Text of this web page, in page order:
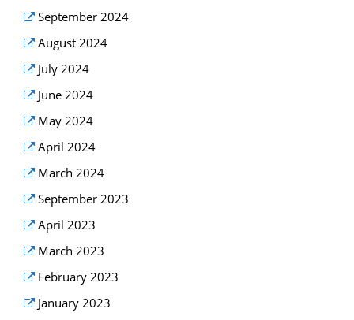
September 2024
August 2024
July 2024
June 2024
May 2024
April 2024
March 2024
September 2023
April 2023
March 2023
February 2023
January 2023